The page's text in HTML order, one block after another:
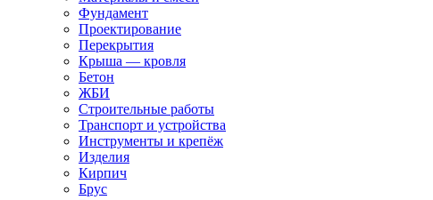
Фундамент
Проектирование
Перекрытия
Крыша — кровля
Бетон
ЖБИ
Строительные работы
Транспорт и устройства
Инструменты и крепёж
Изделия
Кирпич
Брус